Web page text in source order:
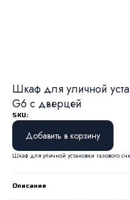
Шкаф для уличной
G6 с дверцей
SKU:
Добавить в корзину
Шкаф для уличной установки газового
Описание